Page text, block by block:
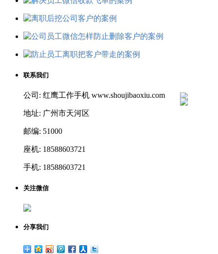
联系我们
公司: 红鹰工作手机 www.shoujibaoxiu.com
地址: 广州市天河区
邮编: 51000
座机: 18588603721
手机: 18588603721
关注微信
分享我们